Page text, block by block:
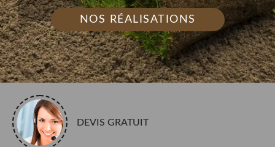
NOS RÉALISATIONS
DEVIS GRATUIT